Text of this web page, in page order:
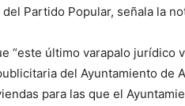
Partido Popular, señala la
“este último varapalo jurídico
del Ayuntamiento de
para las que el